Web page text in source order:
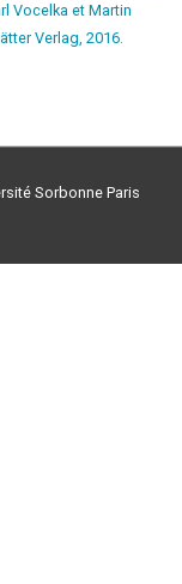
Vocelka et Martin
Verlag, 2016.
Sorbonne Paris